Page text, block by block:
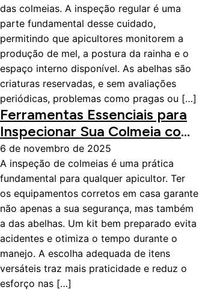
das colmeias. A inspeção regular é uma
parte fundamental desse cuidado,
permitindo que apicultores monitorem a
produção de mel, a postura da rainha e o
espaço interno disponível. As abelhas são
criaturas reservadas, e sem avaliações
periódicas, problemas como pragas ou […]
Ferramentas Essenciais para
Inspecionar Sua Colmeia com
Segurança e Eficiência
6 de novembro de 2025
A inspeção de colmeias é uma prática
fundamental para qualquer apicultor. Ter
os equipamentos corretos em casa garante
não apenas a sua segurança, mas também
a das abelhas. Um kit bem preparado evita
acidentes e otimiza o tempo durante o
manejo. A escolha adequada de itens
versáteis traz mais praticidade e reduz o
esforço nas […]